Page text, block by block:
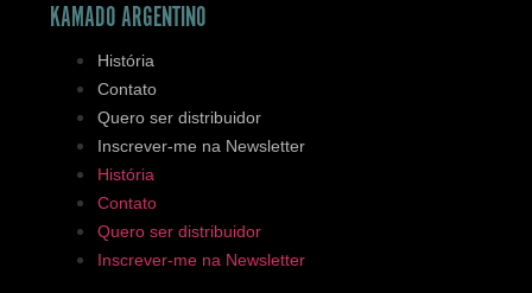
KAMADO ARGENTINO
História
Contato
Quero ser distribuidor
Inscrever-me na Newsletter
História
Contato
Quero ser distribuidor
Inscrever-me na Newsletter